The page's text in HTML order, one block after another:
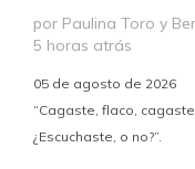
por Paulina Toro y
5 horas atrás
05 de agosto de 2026
“Cagaste, flaco,
¿Escuchaste, o no?”.